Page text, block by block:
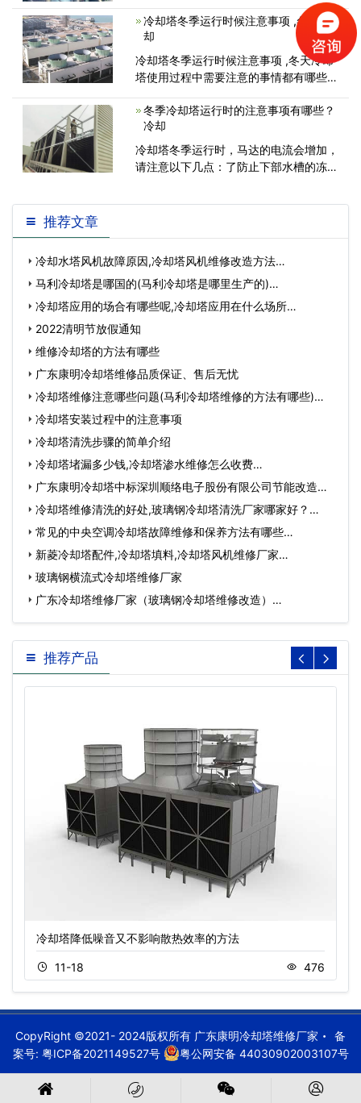
冷却塔冬季运行时候注意事项 ,冬天冷
却
冷却塔冬季运行时候注意事项 ,冬天冷却
塔使用过程中需要注意的事情都有哪些：
冬季冷却塔运行时的注意事项有哪些？
冷却
冷却塔冬季运行时，马达的电流会增加，
请注意以下几点：了防止下部水槽的冻
推荐文章
冷却水塔风机故障原因,冷却塔风机维修改造方法…
马利冷却塔是哪国的(马利冷却塔是哪里生产的)…
冷却塔应用的场合有哪些呢,冷却塔应用在什么场所…
2022清明节放假通知
维修冷却塔的方法有哪些
广东康明冷却塔维修品质保证、售后无忧
冷却塔维修注意哪些问题(马利冷却塔维修的方法有哪些)…
冷却塔安装过程中的注意事项
冷却塔清洗步骤的简单介绍
冷却塔堵漏多少钱,冷却塔渗水维修怎么收费…
广东康明冷却塔中标深圳顺络电子股份有限公司节能改造工
程…冷却塔维修清洗的好处,玻璃钢冷却塔清洗厂家哪家好？…
常见的中央空调冷却塔故障维修和保养方法有哪些…
新菱冷却塔配件,冷却塔填料,冷却塔风机维修厂家…
玻璃钢横流式冷却塔维修厂家
广东冷却塔维修厂家（玻璃钢冷却塔维修改造）…
推荐产品
冷却塔降低噪音又不影响散热效率的方法
11-18 476
CopyRight ©2021- 2024版权所有 广东康明冷却塔维修厂家
备
案号: 粤ICP备2021149527号 粤公网安备 44030902003107号